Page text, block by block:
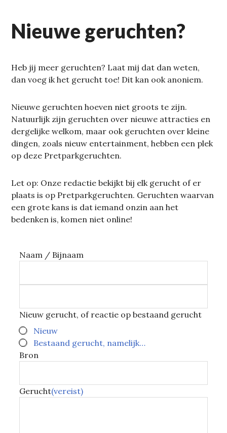
Nieuwe geruchten?
Heb jij meer geruchten? Laat mij dat dan weten,
dan voeg ik het gerucht toe! Dit kan ook anoniem.
Nieuwe geruchten hoeven niet groots te zijn.
Natuurlijk zijn geruchten over nieuwe attracties en
dergelijke welkom, maar ook geruchten over kleine
dingen, zoals nieuw entertainment, hebben een plek
op deze Pretparkgeruchten.
Let op: Onze redactie bekijkt bij elk gerucht of er
plaats is op Pretparkgeruchten. Geruchten waarvan
een grote kans is dat iemand onzin aan het
bedenken is, komen niet online!
Naam / Bijnaam
Nieuw gerucht, of reactie op bestaand gerucht
Nieuw
Bestaand gerucht, namelijk…
Bron
Gerucht(vereist)